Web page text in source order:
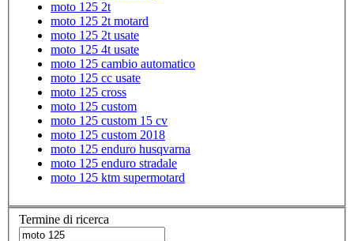
moto 125 2t
moto 125 2t motard
moto 125 2t usate
moto 125 4t usate
moto 125 cambio automatico
moto 125 cc usate
moto 125 cross
moto 125 custom
moto 125 custom 15 cv
moto 125 custom 2018
moto 125 enduro husqvarna
moto 125 enduro stradale
moto 125 ktm supermotard
Termine di ricerca